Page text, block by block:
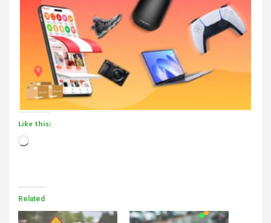
Like this:
Loading…
Related